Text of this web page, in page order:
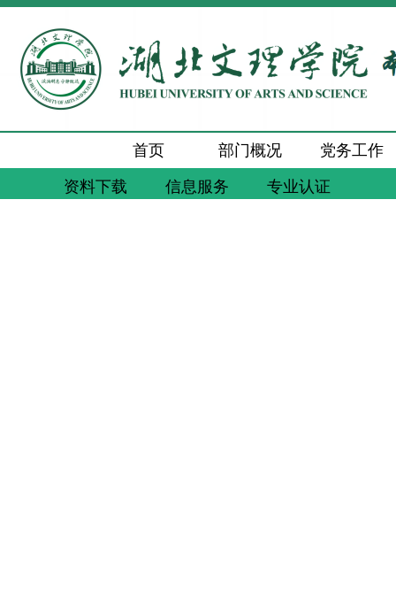
首页 部门概况 党务工作
资料下载 信息服务 专业认证